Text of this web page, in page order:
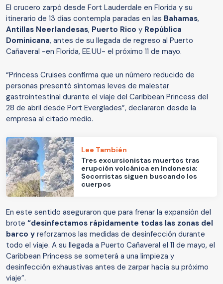
El crucero zarpó desde Fort Lauderdale en Florida y su
itinerario de 13 días contempla paradas en las Bahamas,
Antillas Neerlandesas, Puerto Rico y República
Dominicana, antes de su llegada de regreso al Puerto
Cañaveral -en Florida, EE.UU- el próximo 11 de mayo.
“Princess Cruises confirma que un número reducido de
personas presentó síntomas leves de malestar
gastrointestinal durante el viaje del Caribbean Princess del
28 de abril desde Port Everglades”, declararon desde la
empresa al citado medio.
Lee También
Tres excursionistas muertos tras
erupción volcánica en Indonesia:
Socorristas siguen buscando los
cuerpos
En este sentido aseguraron que para frenar la expansión del
brote “desinfectamos rápidamente todas las zonas del
barco y reforzamos las medidas de desinfección durante
todo el viaje. A su llegada a Puerto Cañaveral el 11 de mayo, el
Caribbean Princess se someterá a una limpieza y
desinfección exhaustivas antes de zarpar hacia su próximo
viaje”.